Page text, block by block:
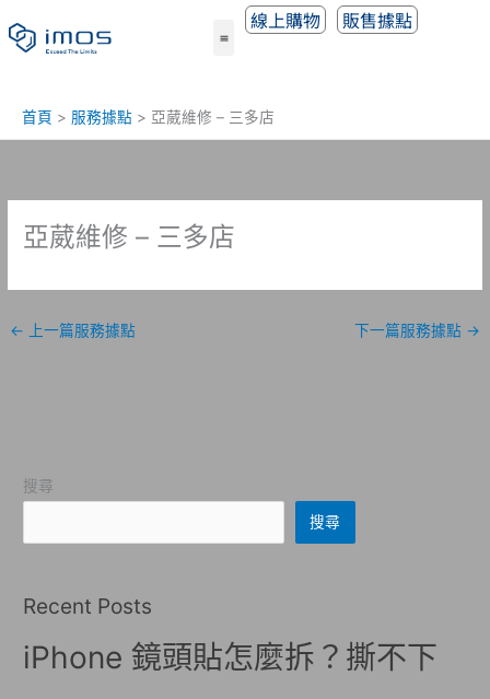
至
線上購物 販售據點
首頁 服務據點 亞葳維修 – 三多店
亞葳維修 – 三多店
← 上一篇服務據點 下一篇服務據點 →
搜尋
搜尋
Recent Posts
iPhone 鏡頭貼怎麼拆？撕不下